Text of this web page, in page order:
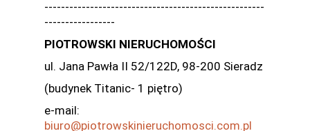
-----------------------------------------------------
-----------------
PIOTROWSKI NIERUCHOMOŚCI
ul. Jana Pawła II 52/122D, 98-200 Sieradz
(budynek Titanic- 1 piętro)
e-mail:
biuro@piotrowskinieruchomosci.com.pl